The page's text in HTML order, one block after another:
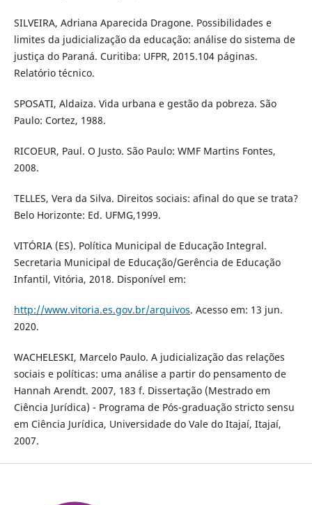
SILVEIRA, Adriana Aparecida Dragone. Possibilidades e
limites da judicialização da educação: análise do sistema de
justiça do Paraná. Curitiba: UFPR, 2015.104 páginas.
Relatório técnico.
SPOSATI, Aldaiza. Vida urbana e gestão da pobreza. São
Paulo: Cortez, 1988.
RICOEUR, Paul. O Justo. São Paulo: WMF Martins Fontes,
2008.
TELLES, Vera da Silva. Direitos sociais: afinal do que se trata?
Belo Horizonte: Ed. UFMG,1999.
VITÓRIA (ES). Política Municipal de Educação Integral.
Secretaria Municipal de Educação/Gerência de Educação
Infantil, Vitória, 2018. Disponível em:
http://www.vitoria.es.gov.br/arquivos. Acesso em: 13 jun.
2020.
WACHELESKI, Marcelo Paulo. A judicialização das relações
sociais e políticas: uma análise a partir do pensamento de
Hannah Arendt. 2007, 183 f. Dissertação (Mestrado em
Ciência Jurídica) - Programa de Pós-graduação stricto sensu
em Ciência Jurídica, Universidade do Vale do Itajaí, Itajaí,
2007.